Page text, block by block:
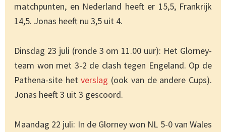
matchpunten, en Nederland heeft er 15,5, Frankrijk
14,5. Jonas heeft nu 3,5 uit 4.
Dinsdag 23 juli (ronde 3 om 11.00 uur): Het Glorney-
team won met 3-2 de clash tegen Engeland. Op de
Pathena-site hetverslag (ook van de andere Cups).
Jonas heeft 3 uit 3 gescoord.
Maandag 22 juli: In de Glorney won NL 5-0 van Wales